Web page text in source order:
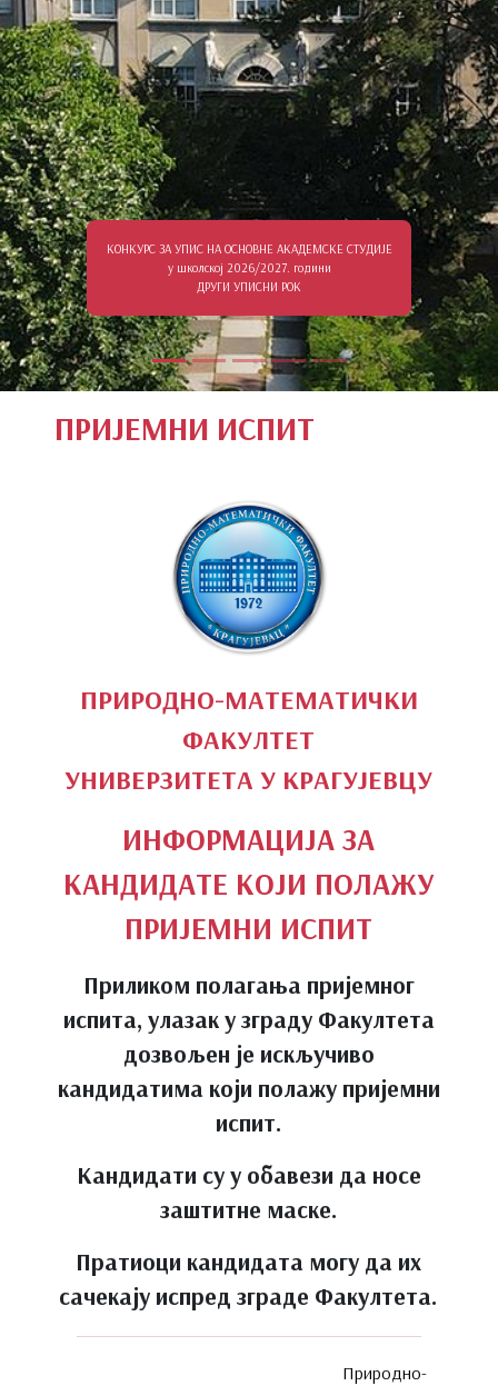
КОНКУРС ЗА УПИС НА ОСНОВНЕ АКАДЕМСКЕ СТУДИЈЕ
у школској 2026/2027. години
ДРУГИ УПИСНИ РОК
ПРИЈЕМНИ ИСПИТ
ПРИРОДНО-МАТЕМАТИЧКИ
ФАКУЛТЕТ
УНИВЕРЗИТЕТА У КРАГУЈЕВЦУ
ИНФОРМАЦИЈА ЗА
КАНДИДАТЕ КОЈИ ПОЛАЖУ
ПРИЈЕМНИ ИСПИТ
Приликом полагања пријемног
испита, улазак у зграду Факултета
дозвољен је искључиво
кандидатима који полажу пријемни
испит.
Кандидати су у обавези да носе
заштитне маске.
Пратиоци кандидата могу да их
сачекају испред зграде Факултета.
Природно-